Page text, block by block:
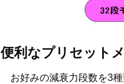
便利なプリセット
お好みの減衰力段数を3